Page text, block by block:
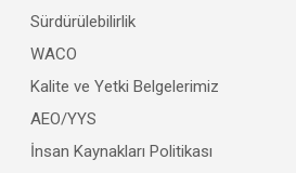
Sürdürülebilirlik
WACO
Kalite ve Yetki Belgelerimiz
AEO/YYS
İnsan Kaynakları Politikası